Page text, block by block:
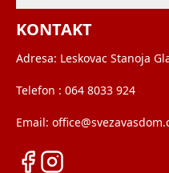
KONTAKT
Adresa: Leskovac Stanoja
Telefon : 064 8033 924
Email: